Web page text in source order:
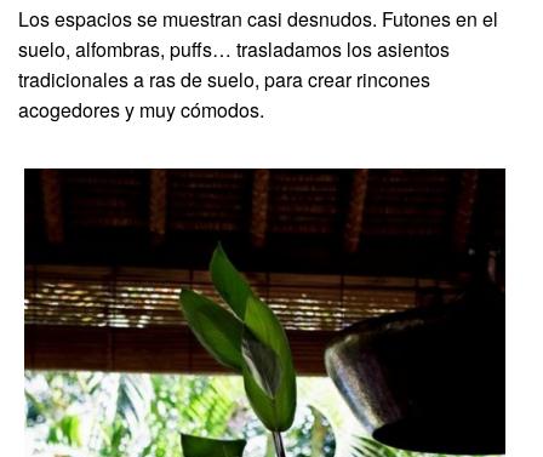
Los espacios se muestran casi desnudos. Futones en el
suelo, alfombras, puffs… trasladamos los asientos
tradicionales a ras de suelo, para crear rincones
acogedores y muy cómodos.